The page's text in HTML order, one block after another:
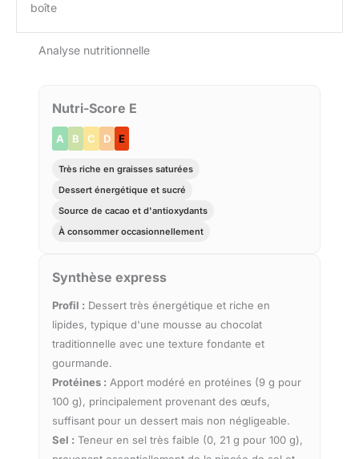
boîte
Analyse nutritionnelle
Nutri-Score E
A B C D E
Très riche en graisses saturées
Dessert énergétique et sucré
Source de cacao et d'antioxydants
À consommer occasionnellement
Synthèse express
Profil : Dessert très énergétique et riche en
lipides, typique d'une mousse au chocolat
traditionnelle avec une texture fondante et
gourmande.
Protéines : Apport modéré en protéines (9 g pour
100 g), principalement provenant des œufs,
suffisant pour un dessert mais non négligeable.
Sel : Teneur en sel très faible (0, 21 g pour 100 g),